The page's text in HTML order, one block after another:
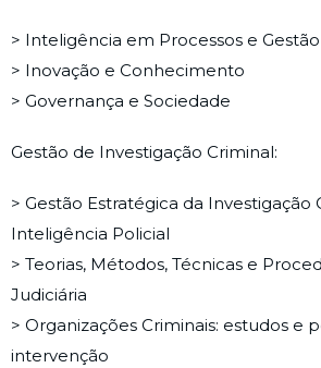
> Inteligência em Processos e
> Inovação e Conhecimento
> Governança e Sociedade
Gestão de Investigação Criminal:
> Gestão Estratégica da Investigação
Inteligência Policial
> Teorias, Métodos, Técnicas e
Judiciária
> Organizações Criminais: estudos e
intervenção